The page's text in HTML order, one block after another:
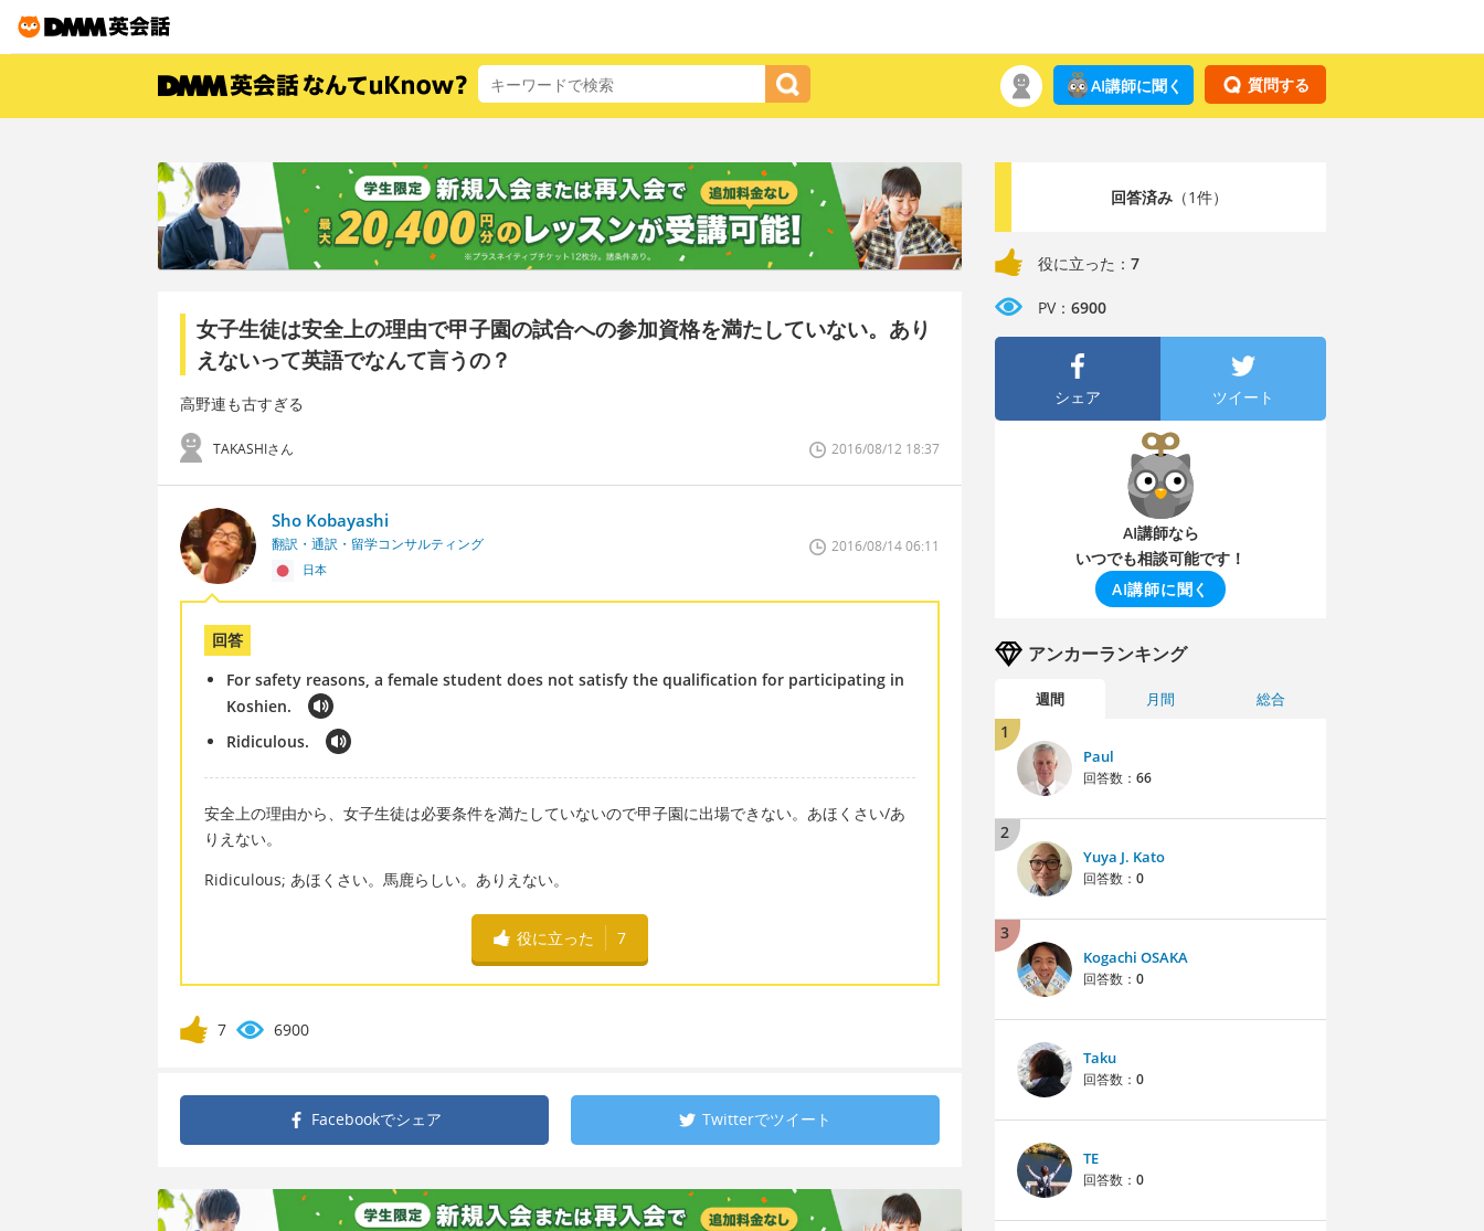
質問する
AI講師に聞く
女子生徒は安全上の理由で甲子園の試合への参加資格を満たしていない。あり
えないって英語でなんて言うの？
高野連も古すぎる
TAKASHIさん 2016/08/12 18:37
Sho Kobayashi
翻訳・通訳・留学コンサルティング
日本
2016/08/14 06:11
回答
For safety reasons, a female student does not satisfy the qualification for participating in
Koshien.
Ridiculous.
安全上の理由から、女子生徒は必要条件を満たしていないので甲子園に出場できない。あほくさい/あ
りえない。
Ridiculous; あほくさい。馬鹿らしい。ありえない。
役に立った 7
7 6900
Facebookでシェア Twitterでツイート
回答済み（1件）
役に立った： 7
PV： 6900
シェア ツイート
AI講師なら
いつでも相談可能です！
AI講師に聞く
アンカーランキング
週間 月間 総合
1
Paul
回答数： 66
2
Yuya J. Kato
回答数： 0
3
Kogachi OSAKA
回答数： 0
Taku
回答数： 0
TE
回答数： 0